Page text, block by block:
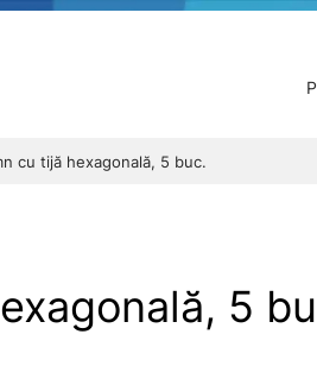
cu tijă hexagonală, 5 buc.
5